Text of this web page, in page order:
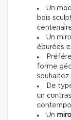
Un
bois
Un
épurées
forme
souhaitez
De
un
Un